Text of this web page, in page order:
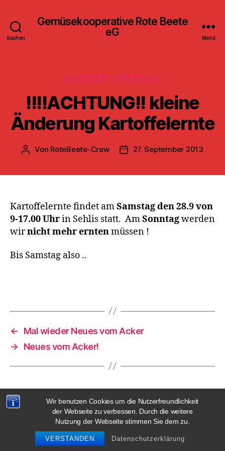
Wir benutzen Cookies um die Nutzerfreundlichkeit
der Webseite zu verbessen. Durch die weitere
Nutzung der Webseite stimmen Sie dem zu.
VERSTANDEN Datenschutzerklärung
Suchen
Gemüsekooperative Rote Beete
eG
Menü
Kategorien
ALLGEMEIN ÖFFENTLICH
!!!!ACHTUNG!! kleine
Änderung Kartoffelernte
Beitragsautor
Von RoteBeete-Crew Veröffentlichungsdatum
27. September 2013
Kartoffelernte findet amSamstag den 28.9 von
9-17.00 Uhrin Sehlis statt. AmSonntagwerden
wirnicht mehr erntenmüssen !
Bis Samstag also ..
←
Mal wieder Neues vom Acker
→
Neues vom Acker!
Gemüsekooperative Rote
Nach oben